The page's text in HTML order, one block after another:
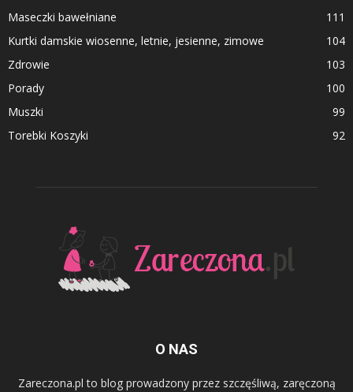
Maseczki bawełniane
111
Kurtki damskie wiosenne, letnie, jesienne, zimowe
104
Zdrowie
103
Porady
100
Muszki
99
Torebki Koszyki
92
O NAS
Zareczona.pl to blog prowadzony przez szczęśliwą, zaręczoną